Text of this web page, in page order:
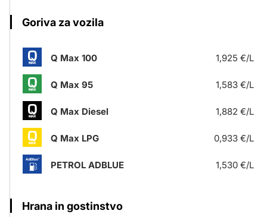
Goriva za vozila
Q Max 100 1,925 €/L
Q Max 95 1,583 €/L
Q Max Diesel 1,882 €/L
Q Max LPG 0,933 €/L
PETROL ADBLUE 1,530 €/L
Hrana in gostinstvo